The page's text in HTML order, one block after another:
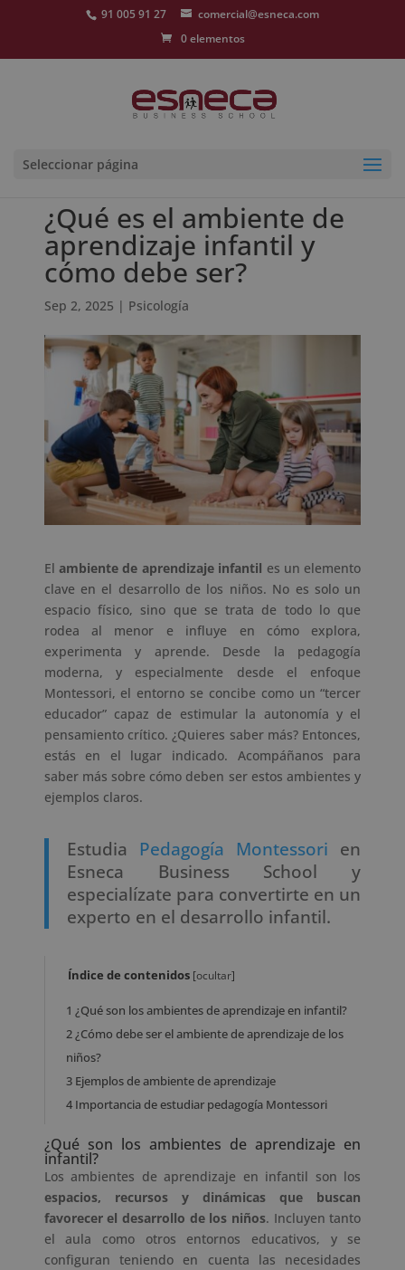
91 005 91 27
comercial@esneca.com
0 elementos
Seleccionar página
¿Qué es el ambiente de
aprendizaje infantil y
cómo debe ser?
Sep 2, 2025 | Psicología
El ambiente de aprendizaje infantil es un elemento
clave en el desarrollo de los niños. No es solo un
espacio físico, sino que se trata de todo lo que
rodea al menor e influye en cómo explora,
experimenta y aprende. Desde la pedagogía
moderna, y especialmente desde el enfoque
Montessori, el entorno se concibe como un “tercer
educador” capaz de estimular la autonomía y el
pensamiento crítico. ¿Quieres saber más? Entonces,
estás en el lugar indicado. Acompáñanos para
saber más sobre cómo deben ser estos ambientes y
ejemplos claros.
Estudia Pedagogía Montessori en
Esneca Business School y
especialízate para convertirte en un
experto en el desarrollo infantil.
Índice de contenidos [ocultar]
1 ¿Qué son los ambientes de aprendizaje en infantil?
2¿Cómo debe ser el ambiente de aprendizaje de los
niños?
3Ejemplos de ambiente de aprendizaje
4Importancia de estudiar pedagogía Montessori
¿Qué son los ambientes de aprendizaje en
infantil?
Los ambientes de aprendizaje en infantil son los
espacios, recursos y dinámicas que buscan
favorecer el desarrollo de los niños. Incluyen tanto
el aula como otros entornos educativos, y se
configuran teniendo en cuenta las necesidades